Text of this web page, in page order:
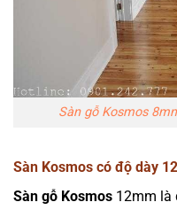
Sàn gỗ Kosmos
Sàn Kosmos có độ dày
Sàn gỗ Kosmos 12mm là